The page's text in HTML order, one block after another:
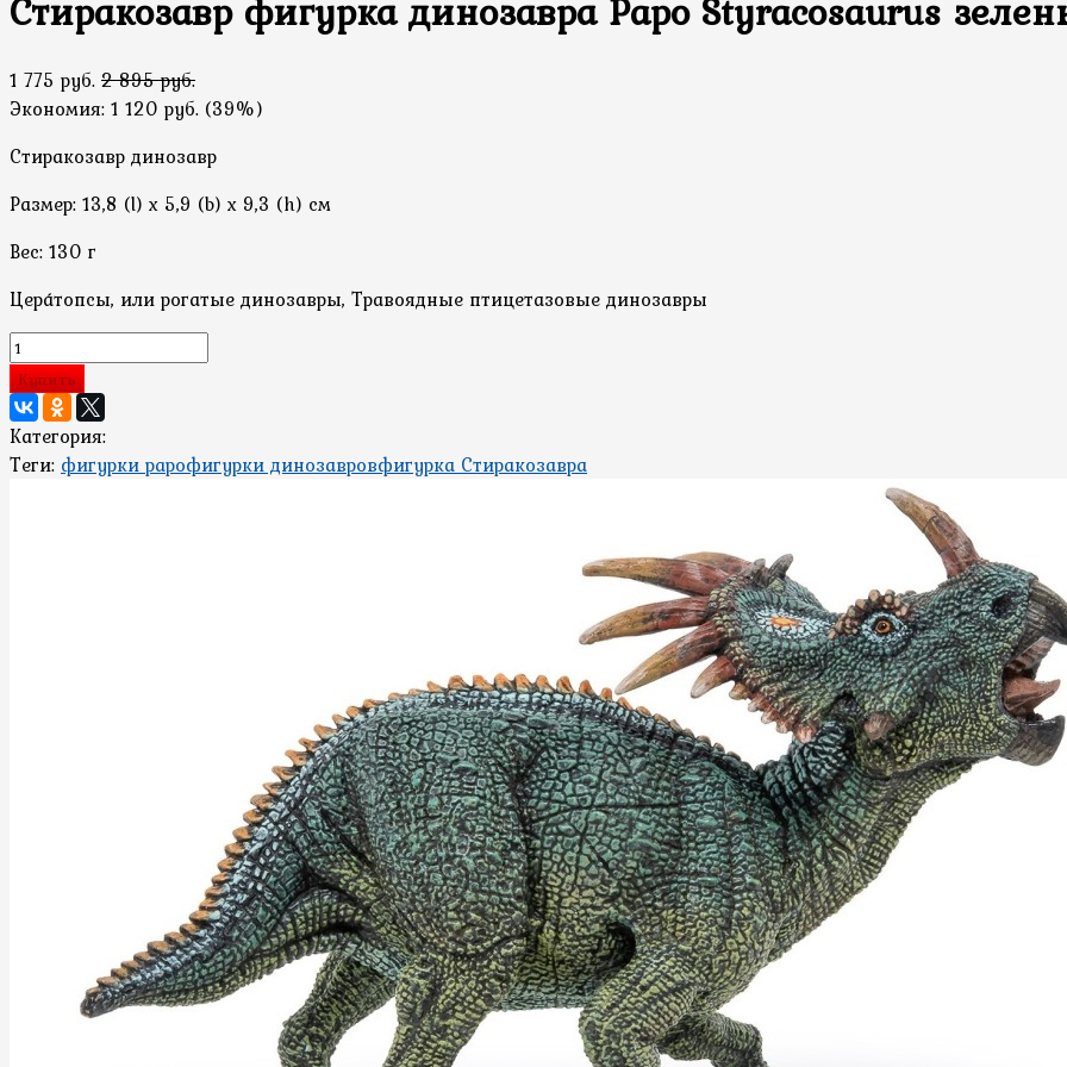
Стиракозавр фигурка динозавра Papo Styracosaurus
1 775 руб. 2 895 руб.
Экономия: 1 120 руб. (39%)
Стиракозавр динозавр
Размер: 13,8 (l) х 5,9 (b) х 9,3 (h) см
Вес: 130 г
Цера́топсы, или рогатые динозавры, Травоядные птицетазовые динозавры
Купить
Категория:
Теги: фигурки papoфигурки динозавровфигурка Стиракозавра